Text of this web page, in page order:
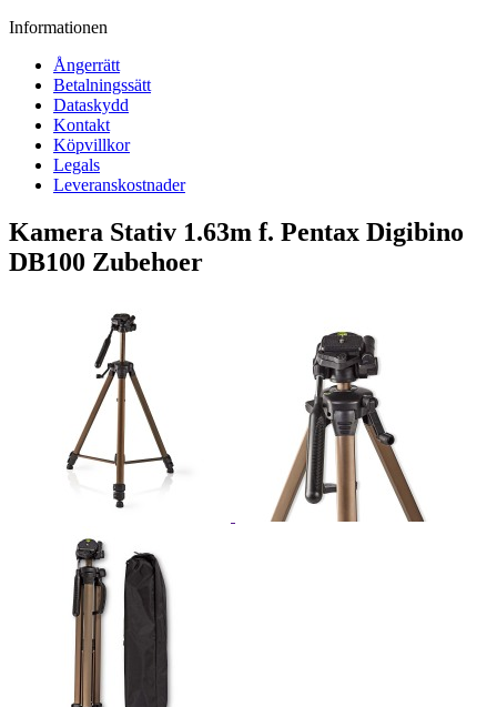
Informationen
Ångerrätt
Betalningssätt
Dataskydd
Kontakt
Köpvillkor
Legals
Leveranskostnader
Kamera Stativ 1.63m f. Pentax Digibino
DB100 Zubehoer